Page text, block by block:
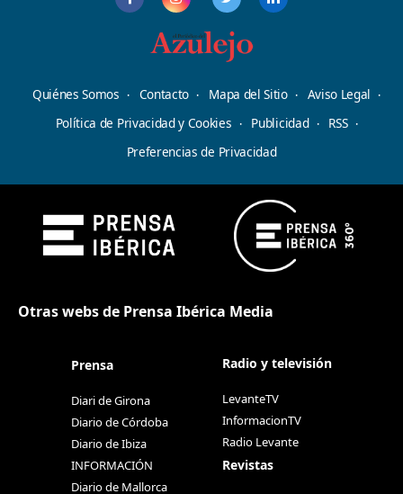
Quiénes Somos Contacto Mapa del Sitio
Aviso Legal
Política de Privacidad y Cookies
Publicidad
RSS
Preferencias de Privacidad
Otras webs de Prensa Ibérica Media
Prensa
Diari de Girona
Diario de Córdoba
Diario de Ibiza
INFORMACIÓN
Diario de Mallorca
Radio y televisión
LevanteTV
InformacionTV
Radio Levante
Revistas